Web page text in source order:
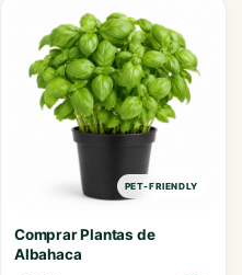
PET-FRIENDLY
Comprar Plantas de
Albahaca